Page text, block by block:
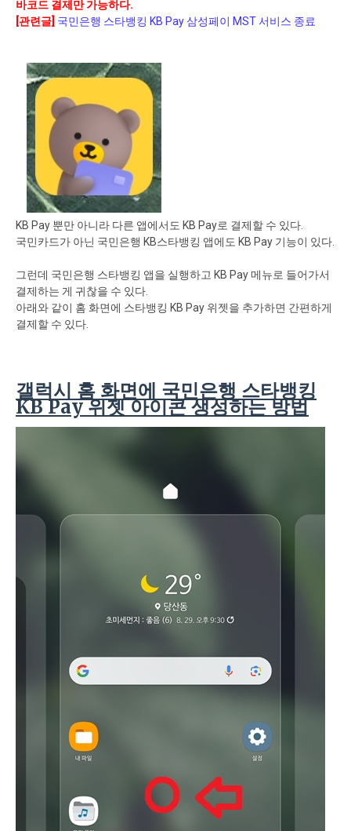
바코드 결제만 가능하다.
[관련글] 국민은행 스타뱅킹 KB Pay 삼성페이 MST 서비스 종료
KB Pay 뿐만 아니라 다른 앱에서도 KB Pay로 결제할 수 있다.
국민카드가 아닌 국민은행 KB스타뱅킹 앱에도 KB Pay 기능이 있다.
그런데 국민은행 스타뱅킹 앱을 실행하고 KB Pay 메뉴로 들어가서
결제하는 게 귀찮을 수 있다.
아래와 같이 홈 화면에 스타뱅킹 KB Pay 위젯을 추가하면 간편하게
결제할 수 있다.
갤럭시 홈 화면에 국민은행 스타뱅킹
KB Pay 위젯 아이콘 생성하는 방법